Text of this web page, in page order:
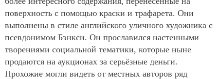
поверхность с помощью краски и трафарета. Они
выполнены в стиле английского уличного художника с
псевдонимом Бэнкси. Он прославился настенными
творениями социальной тематики, которые ныне
продаются на аукционах за серьёзные деньги.
Прохожие могли видеть от местных авторов ряд